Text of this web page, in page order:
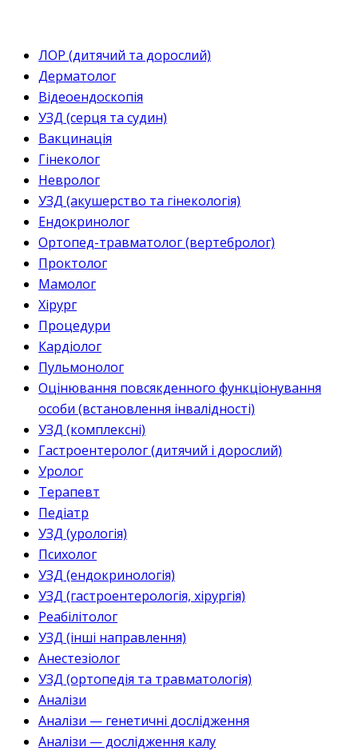
ЛОР (дитячий та дорослий)
Дерматолог
Відеоендоскопія
УЗД (серця та судин)
Вакцинація
Гінеколог
Невролог
УЗД (акушерство та гінекологія)
Ендокринолог
Ортопед-травматолог (вертебролог)
Проктолог
Мамолог
Хірург
Процедури
Кардіолог
Пульмонолог
Оцінювання повсякденного функціонування
особи (встановлення інвалідності)
УЗД (комплексні)
Гастроентеролог (дитячий і дорослий)
Уролог
Терапевт
Педіатр
УЗД (урологія)
Психолог
УЗД (ендокринологія)
УЗД (гастроентерологія, хірургія)
Реабілітолог
УЗД (інші направлення)
Анестезіолог
УЗД (ортопедія та травматологія)
Аналізи
Аналізи — генетичні дослідження
Аналізи — дослідження калу